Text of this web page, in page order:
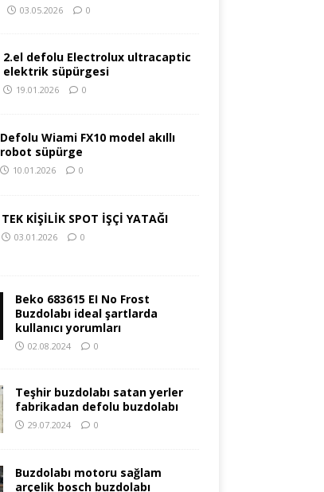
03.05.2026 0
2.el defolu Electrolux ultracaptic
elektrik süpürgesi
19.01.2026 0
Defolu Wiami FX10 model akıllı
robot süpürge
10.01.2026 0
TEK KİŞİLİK SPOT İŞÇİ YATAĞI
03.01.2026 0
Beko 683615 EI No Frost
Buzdolabı ideal şartlarda
kullanıcı yorumları
02.08.2024 0
Teşhir buzdolabı satan yerler
fabrikadan defolu buzdolabı
29.07.2024 0
Buzdolabı motoru sağlam
arçelik bosch buzdolabı